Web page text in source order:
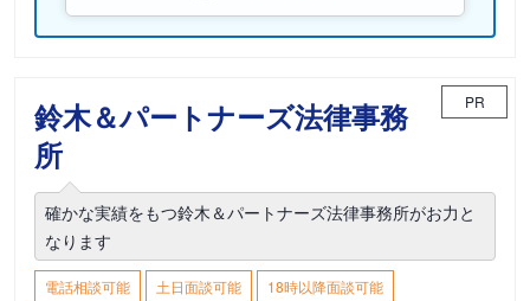
鈴木＆パートナーズ法律事務
所
PR
確かな実績をもつ鈴木＆パートナーズ法律事務所がお力と
なります
電話相談可能 土日面談可能 18時以降面談可能